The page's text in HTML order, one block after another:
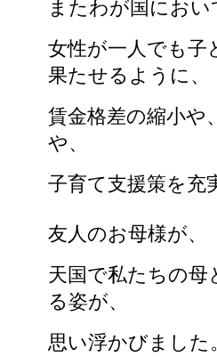
またわが国におい
女性が一人でも子
果たせるように、
賃金格差の縮小や
や、
子育て支援策を充
友人のお母様が、
天国で私たちの
る姿が、
思い浮かびました